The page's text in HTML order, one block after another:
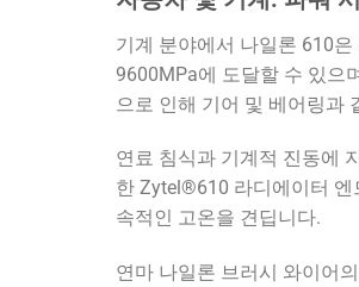
기계 분야에서 나일론 610
9600MPa에 도달할 수 있으
으로 인해 기어 및 베어링과
연료 침식과 기계적 진동에
한 Zytel®610 라디에이터 엔
속적인 고온을 견딥니다.
연마 나일론 브러시 와이어